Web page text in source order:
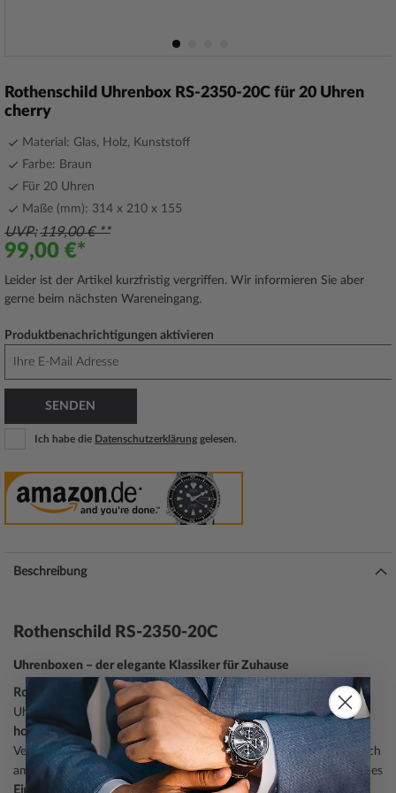
der
Bildergalerie
springen
Rothenschild Uhrenbox RS-2350-20C für 20 Uhren
cherry
Material: Glas, Holz, Kunststoff
Farbe: Braun
Für 20 Uhren
Maße (mm): 314 x 210 x 155
UVP 119,00 €
99,00 €
Leider ist der Artikel kurzfristig vergriffen. Wir informieren Sie aber
gerne beim nächsten Wareneingang.
Produktbenachrichtigungen aktivieren
SENDEN
Ich habe die Datenschutzerklärung gelesen.
Beschreibung
Rothenschild RS-2350-20C
Uhrenboxen – der elegante Klassiker für Zuhause
Rothenschild Uhrenboxensind die wohl bekannteste Form der
Uhrenaufbewahrung. Rothenschild legt großen Wert auf
hochwertige Materialien (Glas, Holz, Kunststoff)und präzise
Verarbeitung. Das spürt man nicht nur an der Haptik, sondern auch
am Gewicht: Die Rothenschild RS-2350-20C bringt ein angenehmes
Eigengewicht von 3.3 kg
mit, das Stabilität signalisiert und ein